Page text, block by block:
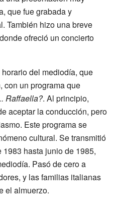
que fue grabada y
También hizo una breve
ofreció un concierto
del mediodía, que
con un programa que
Raffaella?. Al principio,
aceptar la conducción, pero
Este programa se
cultural. Se transmitió
hasta junio de 1985,
Pasó de cero a
y las familias italianas
el almuerzo.